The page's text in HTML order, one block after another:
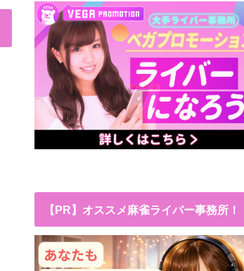
【PR】オススメ麻雀ライバー事務所！